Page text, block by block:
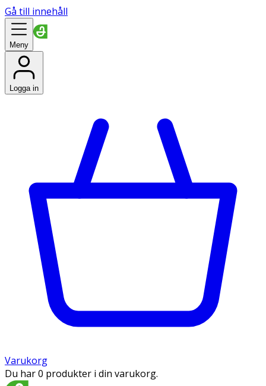
Gå till innehåll
Meny
Logga in
Varukorg
Du har 0 produkter i din varukorg.